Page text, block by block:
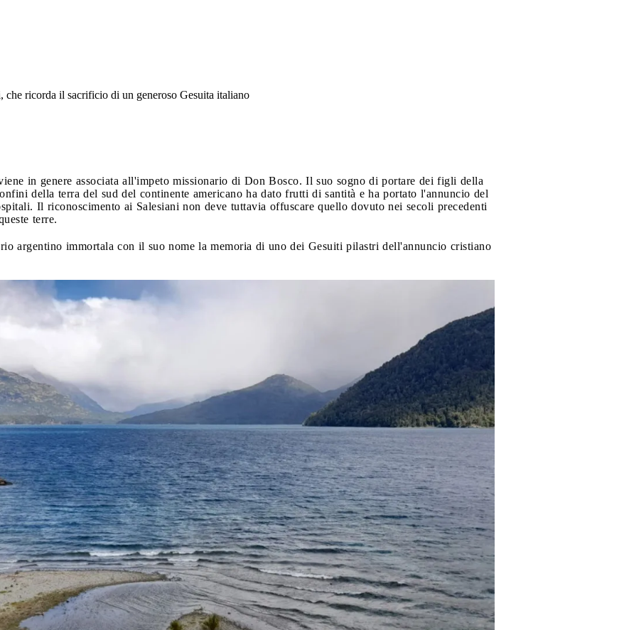
ricorda il sacrificio di un generoso Gesuita italiano
in genere associata all'impeto missionario di Don Bosco. Il suo sogno di portare dei figli della
della terra del sud del continente americano ha dato frutti di santità e ha portato l'annuncio del
Il riconoscimento ai Salesiani non deve tuttavia offuscare quello dovuto nei secoli precedenti
terre.
argentino immortala con il suo nome la memoria di uno dei Gesuiti pilastri dell'annuncio cristiano